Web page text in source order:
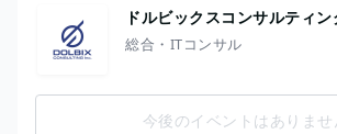
ドルビックスコンサルティ
総合・ITコンサル
今後のイベントはありませ